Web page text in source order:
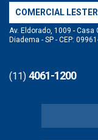
COMERCIAL
Av. Eldorado, 1009 - Casa
Diadema - SP - CEP:
(11) 4061-1200